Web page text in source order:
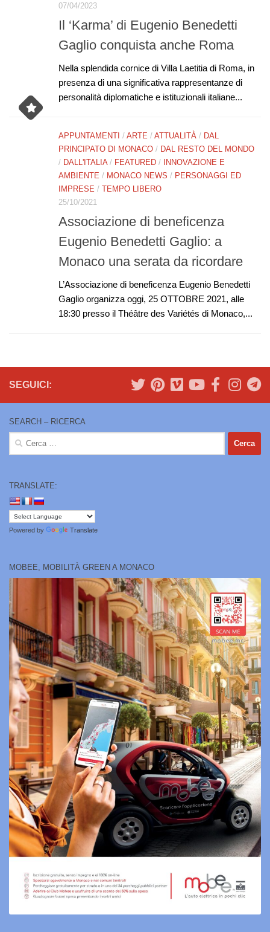
07/04/2023
Il ‘Karma’ di Eugenio Benedetti
Gaglio conquista anche Roma
Nella splendida cornice di Villa Laetitia di Roma, in
presenza di una significativa rappresentanze di
personalità diplomatiche e istituzionali italiane...
APPUNTAMENTI / ARTE / ATTUALITÀ / DAL
PRINCIPATO DI MONACO / DAL RESTO DEL MONDO
/ DALL'ITALIA / FEATURED /
INNOVAZIONE E
AMBIENTE / MONACO NEWS / PERSONAGGI ED
IMPRESE / TEMPO LIBERO
25/10/2021
Associazione di beneficenza
Eugenio Benedetti Gaglio: a
Monaco una serata da ricordare
L’Associazione di beneficenza Eugenio Benedetti
Gaglio organizza oggi, 25 OTTOBRE 2021, alle
18:30 presso il Théâtre des Variétés di Monaco,...
SEGUICI:
SEARCH – RICERCA
Ricerca
TRANSLATE:
Powered by Translate
MOBEE, MOBILITÀ GREEN A MONACO